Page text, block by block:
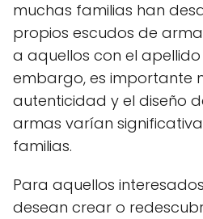
muchas familias han
propios escudos de
a aquellos con el apellido
embargo, es importante
autenticidad y el diseño
armas varían
familias.
Para aquellos
desean crear o